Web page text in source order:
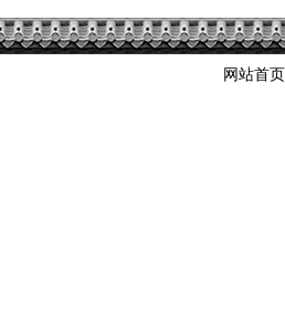
网站首页